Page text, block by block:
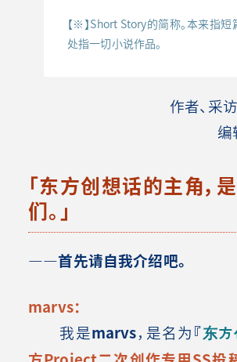
【※】Short Story的简称。本来指短
处指一切小说作品。
作者、采
编
「东方创想话的主角，
们。」
――首先请自我介绍吧。
marvs：
我是marvs，是名为『东